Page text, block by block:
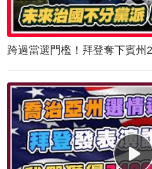
跨過當選門檻！拜登奪下賓